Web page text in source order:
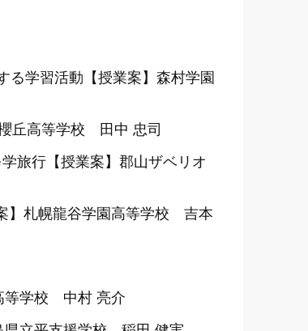
学習活動【授業案】森村学園
丘高等学校 田中 忠司
旅行【授業案】郡山ザベリオ
札幌龍谷学園高等学校 吉本
等学校 中村 亮介